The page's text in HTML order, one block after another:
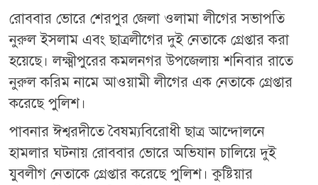
রোববার ভোরে শেরপুর জেলা ওলামা লীগের সভাপতি
নুরুল ইসলাম এবং ছাত্রলীগের দুই নেতাকে গ্রেপ্তার করা
হয়েছে। লক্ষ্মীপুরের কমলনগর উপজেলায় শনিবার রাতে
নুরুল করিম নামে আওয়ামী লীগের এক নেতাকে গ্রেপ্তার
করেছে পুলিশ।
পাবনার ঈশ্বরদীতে বৈষম্যবিরোধী ছাত্র আন্দোলনে
হামলার ঘটনায় রোববার ভোরে অভিযান চালিয়ে দুই
যুবলীগ নেতাকে গ্রেপ্তার করেছে পুলিশ। কুষ্টিয়ার